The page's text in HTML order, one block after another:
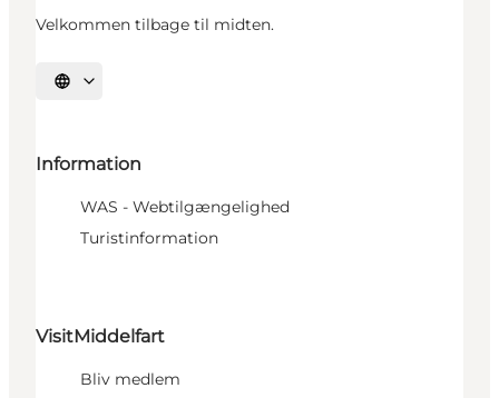
Velkommen tilbage til midten.
Vælg sprog
Information
WAS - Webtilgængelighed
Turistinformation
VisitMiddelfart
Bliv medlem